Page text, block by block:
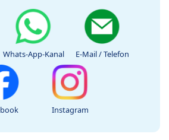
Whats-App-Kanal E-Mail / Telefon
Instagram